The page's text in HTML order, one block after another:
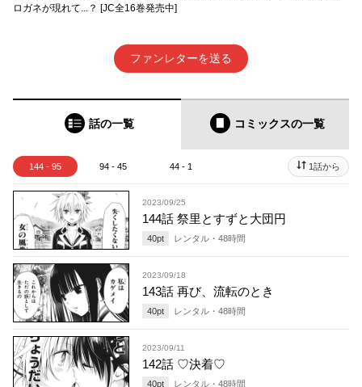
ロガネが現れて...？ [JC全16巻発売中]
ファンレターを送る
話の一覧 コミックスの一覧
144 - 95 94 - 45 44 - 1 1話から
2023/09/25
144話 祭里とすずと大団円
40pt レンタル・ 48時間
2023/09/18
143話 再び、流転のとき
40pt レンタル・ 48時間
2023/09/11
142話 ♡決着♡
40pt レンタル・ 48時間